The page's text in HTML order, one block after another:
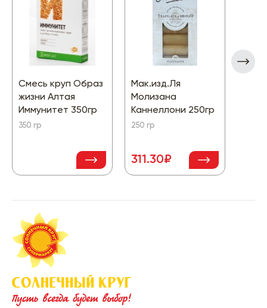
Смесь круп Образ
жизни Алтая
Иммунитет 350гр
350 гр
Мак.изд.Ля
Молизана
Каннеллони 250гр
250 гр
311.30₽